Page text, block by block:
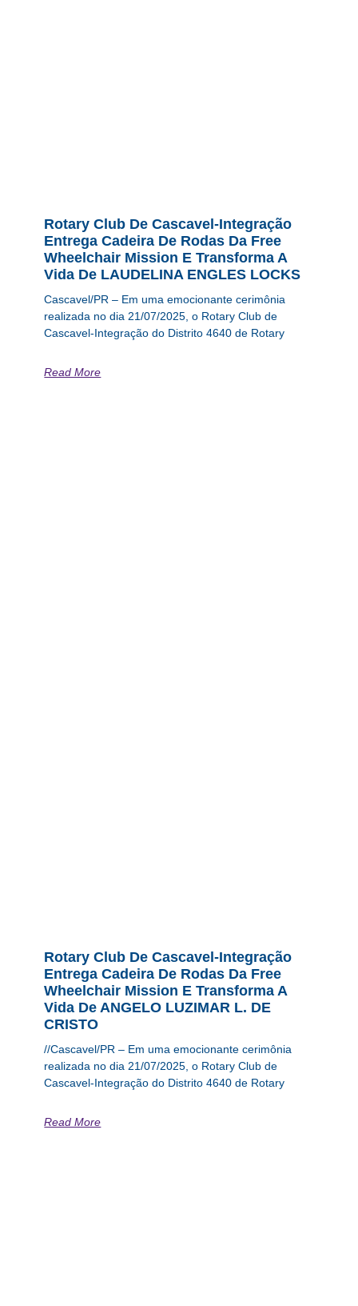
Rotary Club De Cascavel-Integração
Entrega Cadeira De Rodas Da Free
Wheelchair Mission E Transforma A
Vida De LAUDELINA ENGLES LOCKS
Cascavel/PR – Em uma emocionante cerimônia
realizada no dia 21/07/2025, o Rotary Club de
Cascavel-Integração do Distrito 4640 de Rotary
Read More
Rotary Club De Cascavel-Integração
Entrega Cadeira De Rodas Da Free
Wheelchair Mission E Transforma A
Vida De ANGELO LUZIMAR L. DE
CRISTO
//Cascavel/PR – Em uma emocionante cerimônia
realizada no dia 21/07/2025, o Rotary Club de
Cascavel-Integração do Distrito 4640 de Rotary
Read More